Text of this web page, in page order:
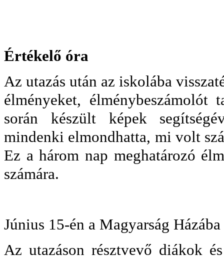
Értékelő óra
Az utazás után az iskolába
élményeket, élménybeszámolót
során készült képek
mindenki elmondhatta, mi volt
Ez a három nap meghatározó
számára.
Június 15-én a Magyarság
Az utazáson résztvevő diákok